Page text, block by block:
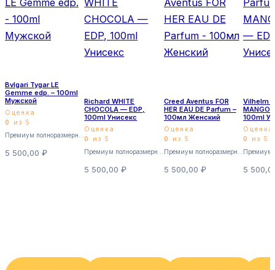
Bvlgari Tygar LE
Gemme edp. – 100ml
Мужской
Оценка
0
из 5
5 500,00 ₽
Richard WHITE
CHOCOLA — EDP,
100ml Унисекс
Оценка
0
из 5
5 500,00₽
Creed Aventus FOR
HER EAU DE Parfum –
100мл Женский
Оценка
0
из 5
5 500,00 ₽
Vilhelm
MANGO
100ml
Оценка
0
из 5
5